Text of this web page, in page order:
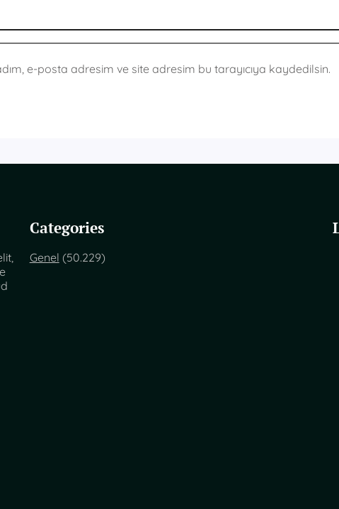
e-posta adresim ve site adresim bu tarayıcıya kaydedilsin.
Categories
Genel (50.229)